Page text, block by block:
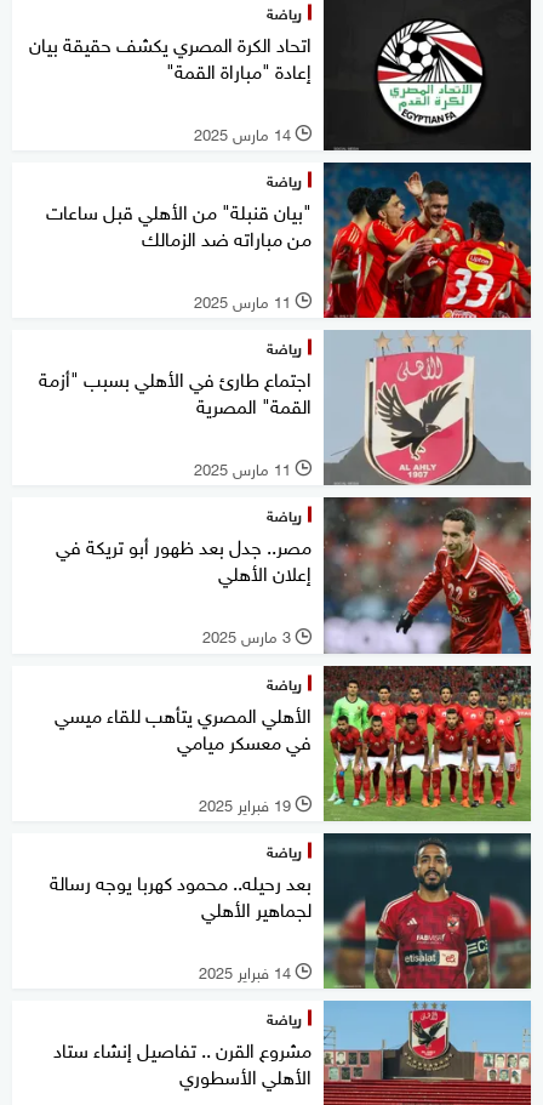
رياضة
اتحاد الكرة المصري يكشف حقيقة بيان
إعادة "مباراة القمة"
l 14 مارس 2025
رياضة
"بيان قنبلة" من الأهلي قبل ساعات
من مباراته ضد الزمالك
l 11 مارس 2025
رياضة
اجتماع طارئ في الأهلي بسبب "أزمة
القمة" المصرية
l 11 مارس 2025
رياضة
مصر.. جدل بعد ظهور أبو تريكة في
إعلان الأهلي
l 3 مارس 2025
رياضة
الأهلي المصري يتأهب للقاء ميسي
في معسكر ميامي
l 19 فبراير 2025
رياضة
بعد رحيله.. محمود كهربا يوجه رسالة
لجماهير الأهلي
l 14 فبراير 2025
رياضة
مشروع القرن .. تفاصيل إنشاء ستاد
الأهلي الأسطوري